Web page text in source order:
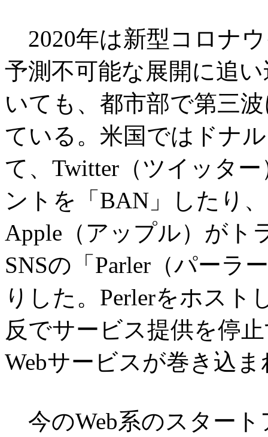
2020年は新型コロナ
予測不可能な展開に追
いても、都市部で第三
ている。米国ではドナ
て、Twitter（ツイッタ
ントを「BAN」したり
Apple（アップル）がト
SNSの「Parler（パーラ
りした。Perlerをホスト
反でサービス提供を停
Webサービスが巻き込
今のWeb系のスター